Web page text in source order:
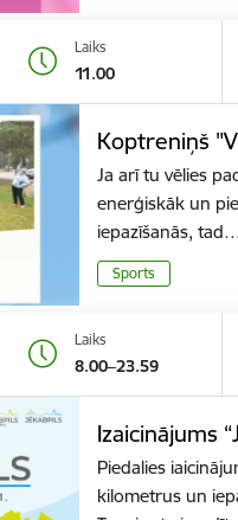
Laiks
11.00
Koptreniņš
Ja arī tu vēlies
enerģiskāk un
iepazīšanās, tad…
Sports
Laiks
8.00–23.59
Izaicinājums
Piedalies
kilometrus un